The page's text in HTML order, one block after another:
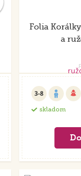
Folia
a
3-8
skladom